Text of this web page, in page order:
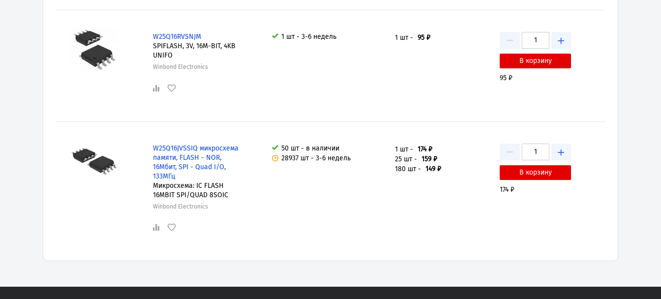
W25Q16RVSNJM
SPIFLASH, 3V, 16M-BIT, 4KB
UNIFO
Winbond Electronics
1 шт - 3-6 недель 1 шт - 95 ₽ − +
95 ₽
W25Q16JVSSIQ микросхема
памяти, FLASH - NOR,
16Мбит, SPI - Quad I/O,
133МГц
Микросхема: IC FLASH
16MBIT SPI/QUAD 8SOIC
Winbond Electronics
50 шт - в наличии
28937 шт - 3-6 недель
1 шт - 174 ₽
25 шт - 159 ₽
180 шт - 149 ₽
− +
174 ₽